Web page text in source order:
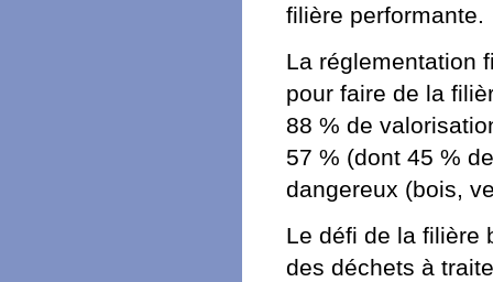
filière performante.
La réglementation
pour faire de la
88 % de
57 % (dont 45 %
dangereux (bois,
Le défi de la filière
des déchets à